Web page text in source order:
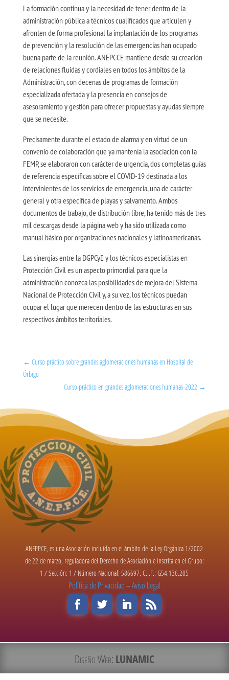
La formación continua y la necesidad de tener dentro de la
administración pública a técnicos cualificados que articulen y
afronten de forma profesional la implantación de los programas
de prevención y la resolución de las emergencias han ocupado
buena parte de la reunión. ANEPCCE mantiene desde su creación
de relaciones fluidas y cordiales en todos los ámbitos de la
Administración, con decenas de programas de formación
especializada ofertada y la presencia en consejos de
asesoramiento y gestión para ofrecer propuestas y ayudas siempre
que se necesite.
Precisamente durante el estado de alarma y en virtud de un
convenio de colaboración que ya mantenía la asociación con la
FEMP, se elaboraron con carácter de urgencia, dos completas guías
de referencia específicas sobre el COVID-19 destinada a los
intervinientes de los servicios de emergencia, una de carácter
general y otra específica de playas y salvamento. Ambos
documentos de trabajo, de distribución libre, ha tenido más de tres
mil descargas desde la página web y ha sido utilizada como
manual básico por organizaciones nacionales y latinoamericanas.
Las sinergias entre la DGPCyE y los técnicos especialistas en
Protección Civil es un aspecto primordial para que la
administración conozca las posibilidades de mejora del Sistema
Nacional de Protección Civil y, a su vez, los técnicos puedan
ocupar el lugar que merecen dentro de las estructuras en sus
respectivos ámbitos territoriales.
← Curso práctico sobre grandes aglomeraciones humanas en Hospital de
Órbigo
Curso práctico en grandes aglomeraciones humanas-2022 →
ANEPPCE, es una Asociación incluida en el ámbito de la Ley Orgánica 1/2002
de 22 de marzo, reguladora del Derecho de Asociación e inscrita en el Grupo:
1 / Sección: 1 / Número Nacional: 586697. C.I.F.: G54.136.205
Política de Privacidad–Aviso Legal
Diseño Web: LUNAMIC